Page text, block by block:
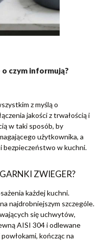
o czym informują?
z myślą o
jakości z trwałością i
w taki sposób, by
użytkownika, a
i bezpieczeństwo w kuchni.
ZWIEGER?
każdej kuchni.
najdrobniejszym szczególe.
się uchwytów,
AISI 304 i odlewane
kończąc na